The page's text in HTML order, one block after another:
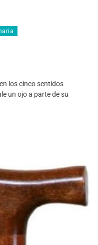
los cinco sentidos
un ojo a parte de su